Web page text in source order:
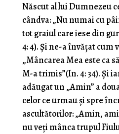
Născut al lui Dumnezeu
cândva: „Nu numai cu
tot graiul care iese din
4: 4). Şi ne-a învăţat cum
„Mâncarea Mea este ca
M-a trimis”(In. 4: 34). Şi
adăugat un „Amin” a
celor ce urmau şi spre
ascultătorilor: „Amin,
nu veţi mânca trupul